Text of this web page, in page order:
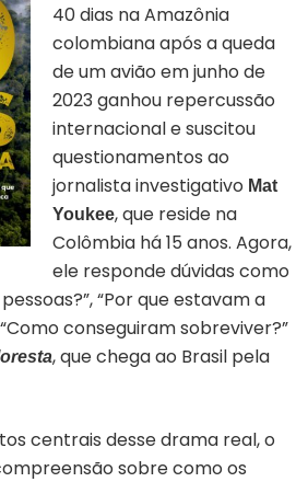
40 dias na Amazônia
colombiana após a queda
de um avião em junho de
2023 ganhou repercussão
internacional e suscitou
questionamentos ao
jornalista investigativo Mat
Youkee, que reside na
Colômbia há 15 anos. Agora,
ele responde dúvidas como
“Por que estavam a
conseguiram sobreviver?”
, que chega ao Brasil pela
centrais desse drama real, o
sobre como os